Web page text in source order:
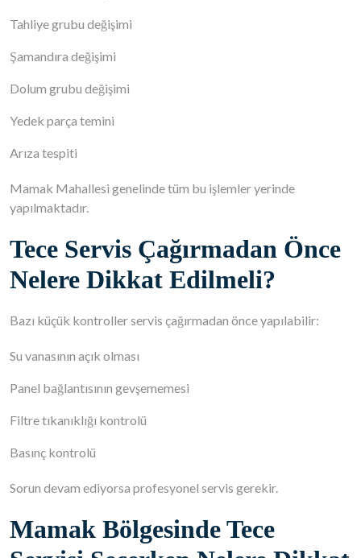
Tahliye grubu değişimi
Şamandıra değişimi
Dolum grubu değişimi
Yedek parça temini
Arıza tespiti
Mamak Mahallesi genelinde tüm bu işlemler yerinde
yapılmaktadır.
Tece Servis Çağırmadan Önce
Nelere Dikkat Edilmeli?
Bazı küçük kontroller servis çağırmadan önce yapılabilir:
Su vanasının açık olması
Panel bağlantısının gevşememesi
Filtre tıkanıklığı kontrolü
Basınç kontrolü
Sorun devam ediyorsa profesyonel servis gerekir.
Mamak Bölgesinde Tece